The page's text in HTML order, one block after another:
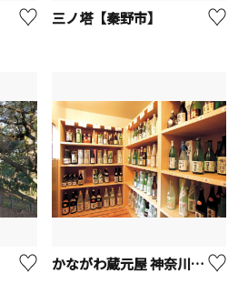
三ノ塔【秦野市】
かながわ蔵元屋 神奈川県酒造組合【厚木市】